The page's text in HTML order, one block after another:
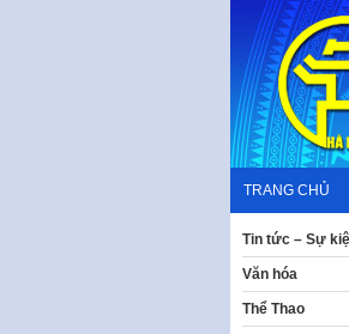
content
TRANG CHỦ
Tin tức – Sự
Văn hóa
Thể Thao